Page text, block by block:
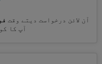
آن لائن درخواست دیتے وقت
آپ کا